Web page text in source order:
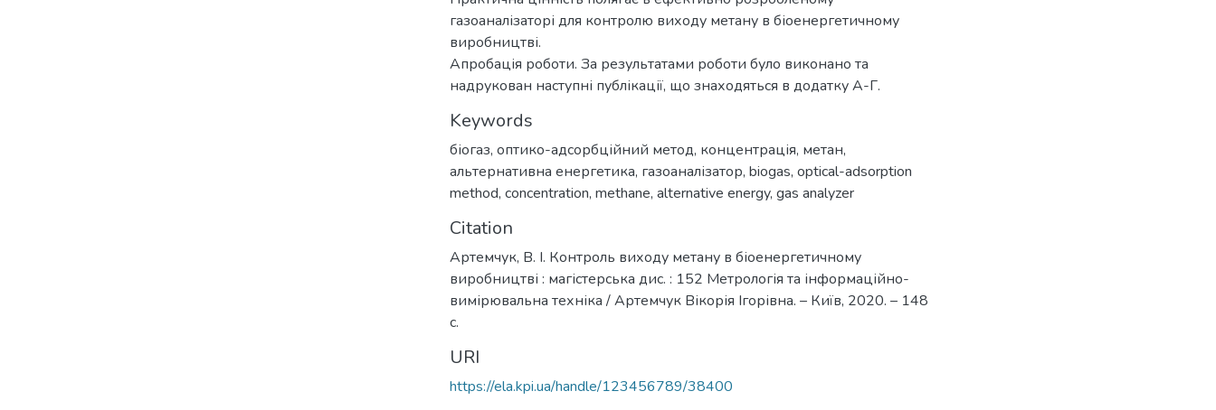
газоаналізаторі для контролю виходу метану в біоенергетичному
виробництві.
Апробація роботи. За результатами роботи було виконано та
надрукован наступні публікації, що знаходяться в додатку А-Г.
Keywords
біогаз, оптико-адсорбційний метод, концентрація, метан,
альтернативна енергетика, газоаналізатор, biogas, optical-adsorption
method, concentration, methane, alternative energy, gas analyzer
Citation
Артемчук, В. І. Контроль виходу метану в біоенергетичному
виробництві : магістерська дис. : 152 Метрологія та інформаційно-
вимірювальна техніка / Артемчук Вікорія Ігорівна. – Київ, 2020. – 148
с.
URI
https://ela.kpi.ua/handle/123456789/38400